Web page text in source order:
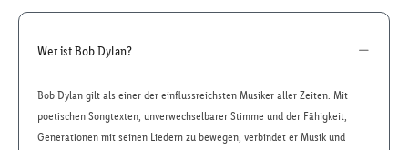
Wer ist Bob Dylan?
Bob Dylan gilt als einer der einflussreichsten Musiker aller Zeiten. Mit
poetischen Songtexten, unverwechselbarer Stimme und der Fähigkeit,
Generationen mit seinen Liedern zu bewegen, verbindet er Musik und